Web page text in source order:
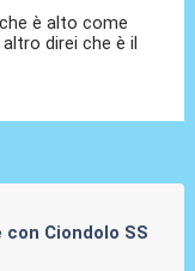
è alto come
direi che è il
Ciondolo SS